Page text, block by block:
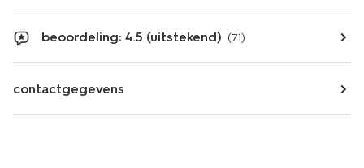
beoordeling: 4.5 (uitstekend) (71)
contactgegevens